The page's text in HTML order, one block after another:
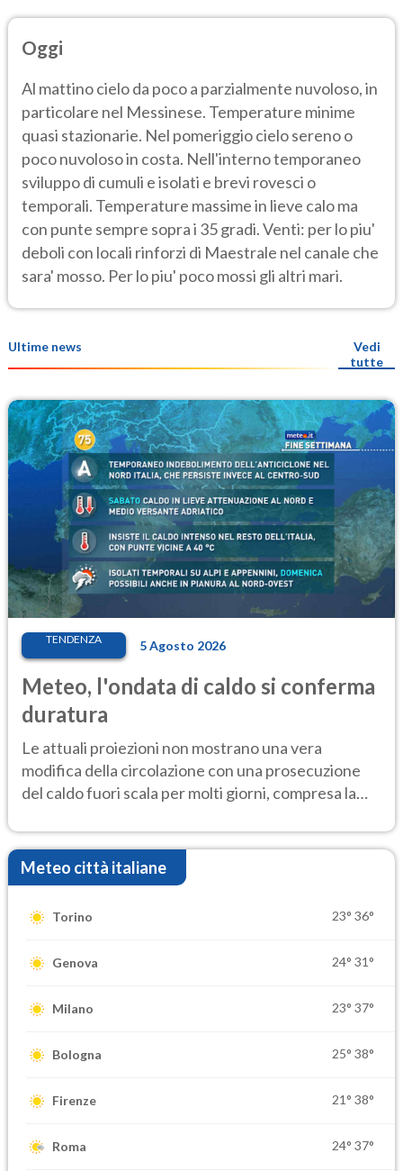
Oggi
Al mattino cielo da poco a parzialmente nuvoloso, in
particolare nel Messinese. Temperature minime
quasi stazionarie. Nel pomeriggio cielo sereno o
poco nuvoloso in costa. Nell'interno temporaneo
sviluppo di cumuli e isolati e brevi rovesci o
temporali. Temperature massime in lieve calo ma
con punte sempre sopra i 35 gradi. Venti: per lo piu'
deboli con locali rinforzi di Maestrale nel canale che
sara' mosso. Per lo piu' poco mossi gli altri mari.
Ultime news
Vedi
tutte
TENDENZA 5 Agosto 2026
Meteo, l'ondata di caldo si conferma
duratura
Le attuali proiezioni non mostrano una vera
modifica della circolazione con una prosecuzione
del caldo fuori scala per molti giorni, compresa la
Meteo città italiane
Torino 23° 36°
Genova 24° 31°
Milano 23° 37°
Bologna 25° 38°
Firenze 21° 38°
Roma 24° 37°